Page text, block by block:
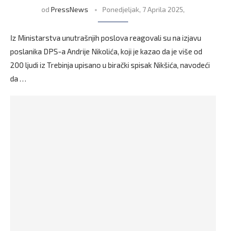
od PressNews Ponedjeljak, 7 Aprila 2025,
Iz Ministarstva unutrašnjih poslova reagovali su na izjavu
poslanika DPS-a Andrije Nikolića, koji je kazao da je više od
200 ljudi iz Trebinja upisano u birački spisak Nikšića, navodeći
da …